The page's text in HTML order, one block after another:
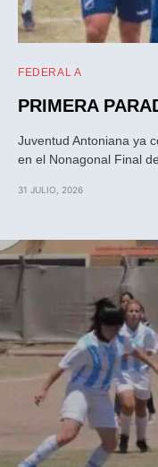
FEDERAL A
PRIMERA
Juventud Antoniana ya
en el Nonagonal Final
31 JULIO, 2026